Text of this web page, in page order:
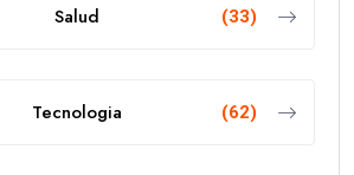
Salud (33)
Tecnologia (62)